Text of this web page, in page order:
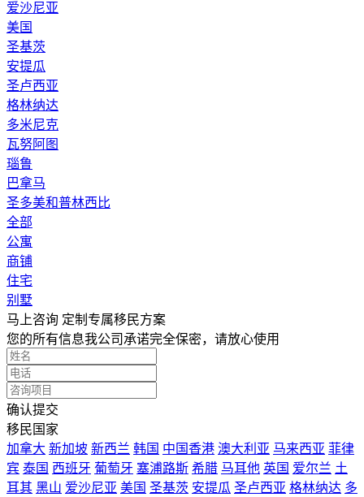
爱沙尼亚
美国
圣基茨
安提瓜
圣卢西亚
格林纳达
多米尼克
瓦努阿图
瑙鲁
巴拿马
圣多美和普林西比
全部
公寓
商铺
住宅
别墅
马上咨询 定制专属移民方案
您的所有信息我公司承诺完全保密，请放心使用
确认提交
移民国家
加拿大 新加坡 新西兰 韩国 中国香港 澳大利亚 马来西亚 菲律
宾 泰国 西班牙 葡萄牙 塞浦路斯 希腊 马耳他 英国 爱尔兰 土
耳其 黑山 爱沙尼亚 美国 圣基茨 安提瓜 圣卢西亚 格林纳达 多